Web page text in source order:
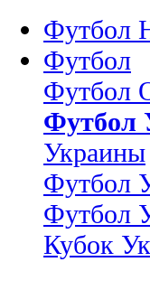
Футбол
Футбол
Футбол
Футбол
Украины
Футбол
Футбол
Кубок